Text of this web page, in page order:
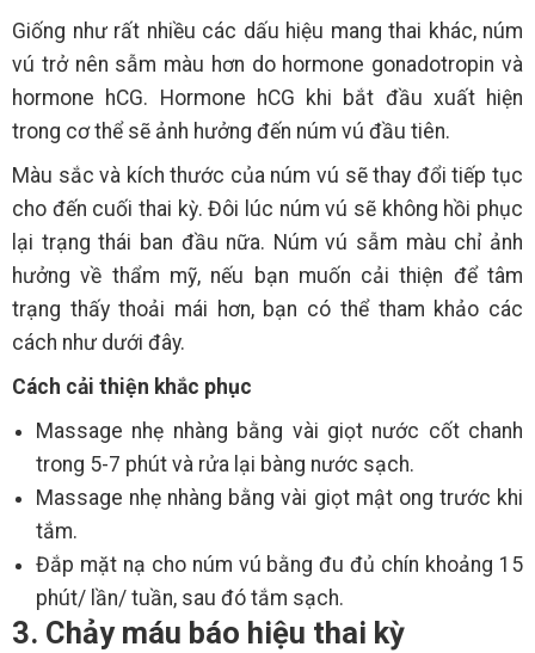
Giống như rất nhiều các dấu hiệu mang thai khác, núm
vú trở nên sẫm màu hơn do hormone gonadotropin và
hormone hCG. Hormone hCG khi bắt đầu xuất hiện
trong cơ thể sẽ ảnh hưởng đến núm vú đầu tiên.
Màu sắc và kích thước của núm vú sẽ thay đổi tiếp tục
cho đến cuối thai kỳ. Đôi lúc núm vú sẽ không hồi phục
lại trạng thái ban đầu nữa. Núm vú sẫm màu chỉ ảnh
hưởng về thẩm mỹ, nếu bạn muốn cải thiện để tâm
trạng thấy thoải mái hơn, bạn có thể tham khảo các
cách như dưới đây.
Cách cải thiện khắc phục
Massage nhẹ nhàng bằng vài giọt nước cốt chanh
trong 5-7 phút và rửa lại bàng nước sạch.
Massage nhẹ nhàng bằng vài giọt mật ong trước khi
tắm.
Đắp mặt nạ cho núm vú bằng đu đủ chín khoảng 15
phút/ lần/ tuần, sau đó tắm sạch.
3. Chảy máu báo hiệu thai kỳ